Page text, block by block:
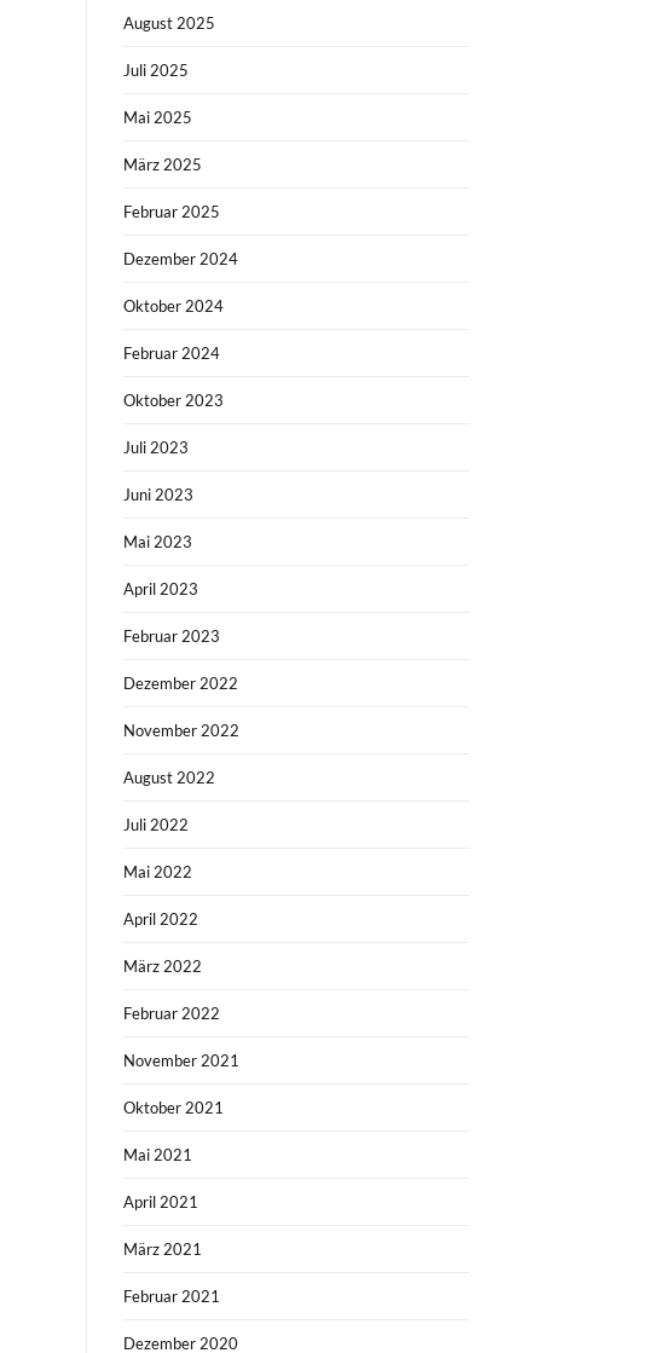
August 2025
Juli 2025
Mai 2025
März 2025
Februar 2025
Dezember 2024
Oktober 2024
Februar 2024
Oktober 2023
Juli 2023
Juni 2023
Mai 2023
April 2023
Februar 2023
Dezember 2022
November 2022
August 2022
Juli 2022
Mai 2022
April 2022
März 2022
Februar 2022
November 2021
Oktober 2021
Mai 2021
April 2021
März 2021
Februar 2021
Dezember 2020